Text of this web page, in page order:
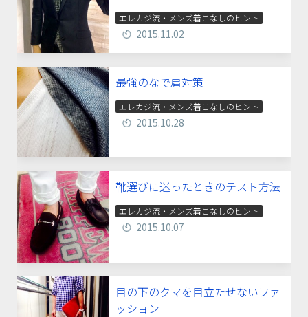
エレカジ流・メンズ着こなしのヒント
2015.11.02
最強のなで肩対策
エレカジ流・メンズ着こなしのヒント
2015.10.28
靴選びに迷ったときのテスト方法
エレカジ流・メンズ着こなしのヒント
2015.10.07
目の下のクマを目立たせないファ
ッション